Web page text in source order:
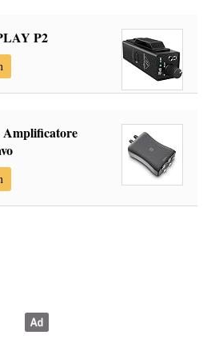
P2
Amplificatore